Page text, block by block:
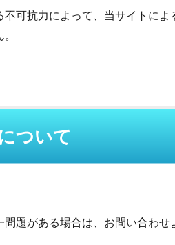
可抗力によって、当サイトによ
ついて
題がある場合は、お問い合わせ